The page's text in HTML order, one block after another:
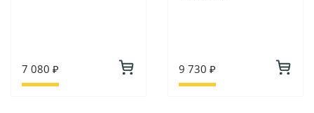
7 080 ₽ 9 730 ₽